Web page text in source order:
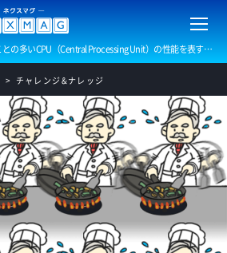
「パソコンの頭脳」と言われることの多いCPU（Central Processing Unit）の性能を表す数字として表示されていることの多い「クロック数」や「コア数」「スレッド数」といった数字について、レストランの厨房におけるシェフの動きに例えてご説明します。
チャレンジ&ナレッジ